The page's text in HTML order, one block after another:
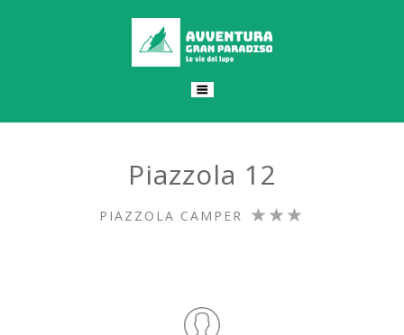
Piazzola 12
PIAZZOLA CAMPER